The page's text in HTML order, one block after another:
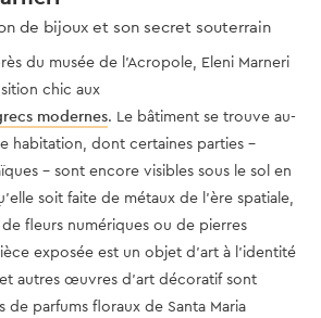
de bijoux et son secret souterrain
du musée de l'Acropole, Eleni Marneri
chic aux
modernes. Le bâtiment se trouve au-
habitation, dont certaines parties -
- sont encore visibles sous le sol en
soit faite de métaux de l'ère spatiale,
fleurs numériques ou de pierres
exposée est un objet d'art à l'identité
autres œuvres d'art décoratif sont
parfums floraux de Santa Maria